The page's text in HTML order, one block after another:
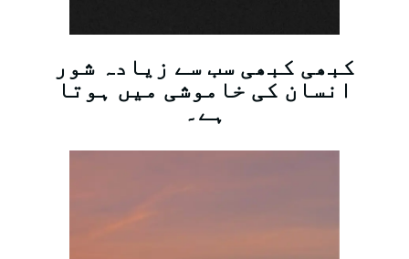
کبھی کبھی سب سے زیادہ شور
انسان کی خاموشی میں ہوتا
ہے۔